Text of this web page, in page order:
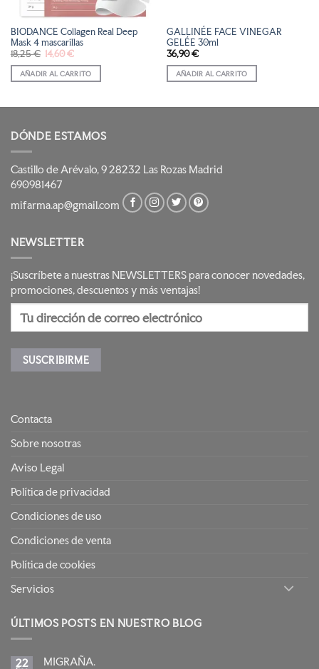
BIODANCE Collagen Real Deep
Mask 4 mascarillas
18,25€ El
precio
original
era:
18,25 €.
14,60€El
actual
es:
14,60 €.
AÑADIR AL CARRITO
GALLINÉE FACE VINEGAR
GELÉE 30ml
36,90€
AÑADIR AL CARRITO
DÓNDE ESTAMOS
Castillo de Arévalo, 9 28232 Las Rozas Madrid
690981467
mifarma.ap@gmail.com
NEWSLETTER
¡Suscríbete a nuestras NEWSLETTERS para conocer novedades,
promociones, descuentos y más ventajas!
Contacta
Sobre nosotras
Aviso Legal
Política de privacidad
Condiciones de uso
Condiciones de venta
Política de cookies
Servicios
ÚLTIMOS POSTS EN NUESTRO BLOG
22 MIGRAÑA.